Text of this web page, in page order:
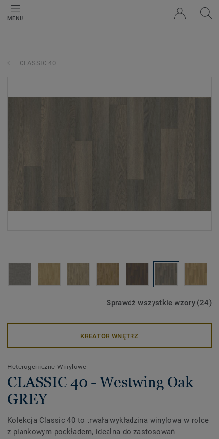
MENU
CLASSIC 40
Sprawdź wszystkie wzory (24)
KREATOR WNĘTRZ
Heterogeniczne Winylowe
CLASSIC 40 - Westwing Oak
GREY
Kolekcja Classic 40 to trwała wykładzina winylowa w rolce
z piankowym podkładem, idealna do zastosowań